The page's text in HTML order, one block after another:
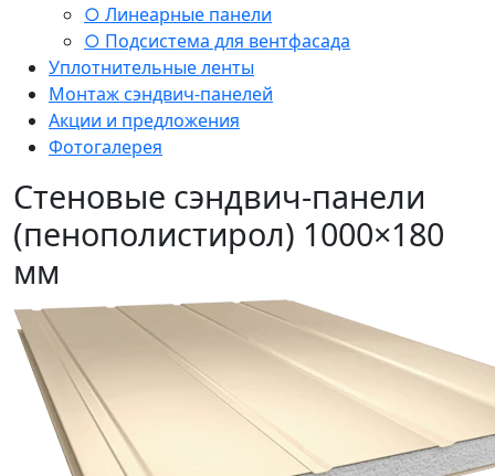
○ Линеарные панели
○ Подсистема для вентфасада
Уплотнительные ленты
Монтаж сэндвич-панелей
Акции и предложения
Фотогалерея
Стеновые сэндвич-панели
(пенополистирол) 1000×180
мм